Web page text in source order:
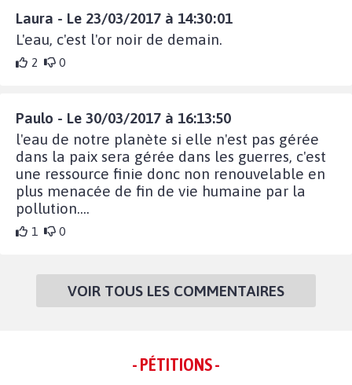
Laura - Le 23/03/2017 à 14:30:01
L'eau, c'est l'or noir de demain.
2 0
Paulo - Le 30/03/2017 à 16:13:50
l'eau de notre planète si elle n'est pas gérée
dans la paix sera gérée dans les guerres, c'est
une ressource finie donc non renouvelable en
plus menacée de fin de vie humaine par la
pollution....
1 0
VOIR TOUS LES COMMENTAIRES
- PÉTITIONS -